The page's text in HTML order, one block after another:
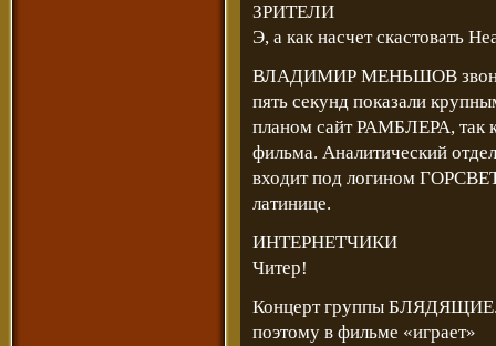
ЗРИТЕЛИ
Э, а как насчет скастовать
ВЛАДИМИР МЕНЬШОВ звонит
пять секунд показали
планом сайт РАМБЛЕРА, так
фильма. Аналитический отдел
входит под логином
латинице.
ИНТЕРНЕТЧИКИ
Читер!
Концерт группы БЛЯДЯЩИЕ.
поэтому в фильме «играет»